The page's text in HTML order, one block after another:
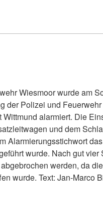
Wiesmoor wurde am
der Polizei und
alarmiert. Die
und dem
Alarmierungsstichwort das
wurde. Nach gut vier
werden, da
wurde. Text: Jan-Marco